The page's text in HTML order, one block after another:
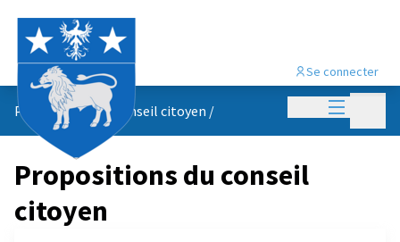
Menu
Se connecter
Propositions du conseil citoyen /
Propositions du conseil
citoyen